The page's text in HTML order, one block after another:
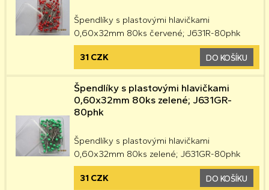
Špendlíky s plastovými hlavičkami
0,60x32mm 80ks červené; J631R-80phk
31 CZK DO KOŠÍKU
Špendlíky s plastovými hlavičkami
0,60x32mm 80ks zelené; J631GR-
80phk
Špendlíky s plastovými hlavičkami
0,60x32mm 80ks zelené; J631GR-80phk
31 CZK DO KOŠÍKU